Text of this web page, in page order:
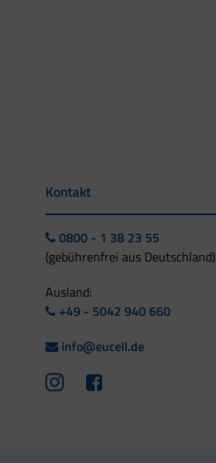
Kontakt
0800 - 1 38 23 55
(gebührenfrei aus Deutschland)
Ausland:
+49 - 5042 940 660
info@eucell.de